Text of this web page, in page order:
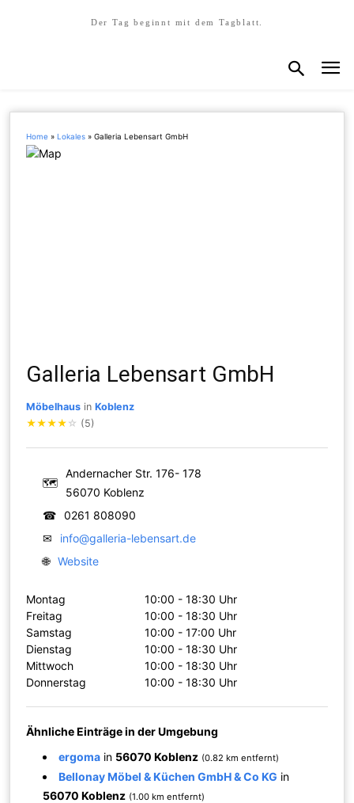
Der Tag beginnt mit dem Tagblatt.
Home »Lokales »Galleria Lebensart GmbH
Galleria Lebensart GmbH
Möbelhaus inKoblenz
★★★★ ☆ (5)
🗺
Andernacher Str. 176- 178
56070 Koblenz
☎
0261 808090
✉
info@galleria-lebensart.de
🌐 Website
Montag
10:00 - 18:30 Uhr
Freitag
10:00 - 18:30 Uhr
Samstag
10:00 - 17:00 Uhr
Dienstag
10:00 - 18:30 Uhr
Mittwoch
10:00 - 18:30 Uhr
Donnerstag
10:00 - 18:30 Uhr
Ähnliche Einträge in der Umgebung
ergoma in 56070 Koblenz (0.82 km entfernt)
Bellonay Möbel & Küchen GmbH & Co KG in
56070 Koblenz (1.00 km entfernt)